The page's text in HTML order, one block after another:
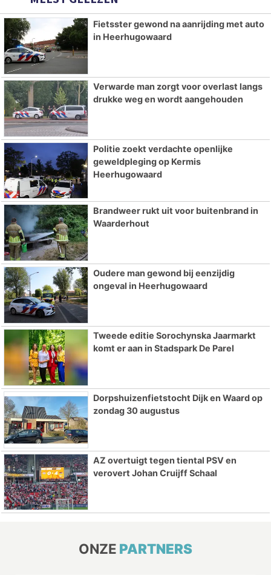
Fietsster gewond na aanrijding met auto
in Heerhugowaard
Verwarde man zorgt voor overlast langs
drukke weg en wordt aangehouden
Politie zoekt verdachte openlijke
geweldpleging op Kermis
Heerhugowaard
Brandweer rukt uit voor buitenbrand in
Waarderhout
Oudere man gewond bij eenzijdig
ongeval in Heerhugowaard
Tweede editie Sorochynska Jaarmarkt
komt er aan in Stadspark De Parel
Dorpshuizenfietstocht Dijk en Waard op
zondag 30 augustus
AZ overtuigt tegen tiental PSV en
verovert Johan Cruijff Schaal
ONZE PARTNERS